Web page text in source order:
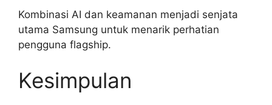
Kombinasi AI dan keamanan menjadi senjata
utama Samsung untuk menarik perhatian
pengguna flagship.
Kesimpulan